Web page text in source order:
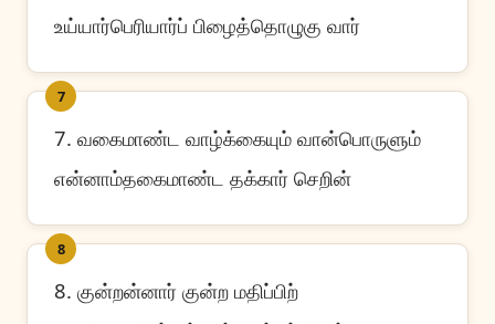
உய்யார்பெரியார்ப் பிழைத்தொழுகு வார்
7
7. வகைமாண்ட வாழ்க்கையும் வான்பொருளும்
என்னாம்தகைமாண்ட தக்கார் செறின்
8
8. குன்றன்னார் குன்ற மதிப்பிற்